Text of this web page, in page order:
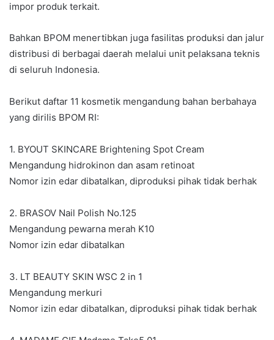
impor produk terkait.
Bahkan BPOM menertibkan juga fasilitas produksi dan jalur
distribusi di berbagai daerah melalui unit pelaksana teknis
di seluruh Indonesia.
Berikut daftar 11 kosmetik mengandung bahan berbahaya
yang dirilis BPOM RI:
1. BYOUT SKINCARE Brightening Spot Cream
Mengandung hidrokinon dan asam retinoat
Nomor izin edar dibatalkan, diproduksi pihak tidak berhak
2. BRASOV Nail Polish No.125
Mengandung pewarna merah K10
Nomor izin edar dibatalkan
3. LT BEAUTY SKIN WSC 2 in 1
Mengandung merkuri
Nomor izin edar dibatalkan, diproduksi pihak tidak berhak